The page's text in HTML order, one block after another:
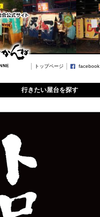
トップページ facebook
行きたい屋台を探す